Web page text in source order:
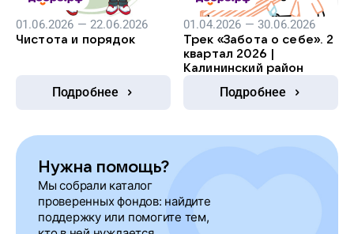
01.06.2026 — 22.06.2026
Чистота и порядок
Подробнее
01.04.2026 — 30.06.2026
Трек «Забота о себе». 2
квартал 2026 |
Калининский район
Подробнее
Нужна помощь?
Мы собрали каталог
проверенных фондов: найдите
поддержку или помогите тем,